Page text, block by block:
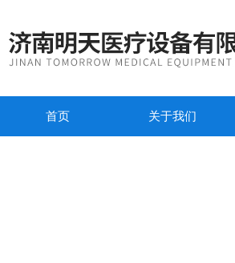
首页 关于我们